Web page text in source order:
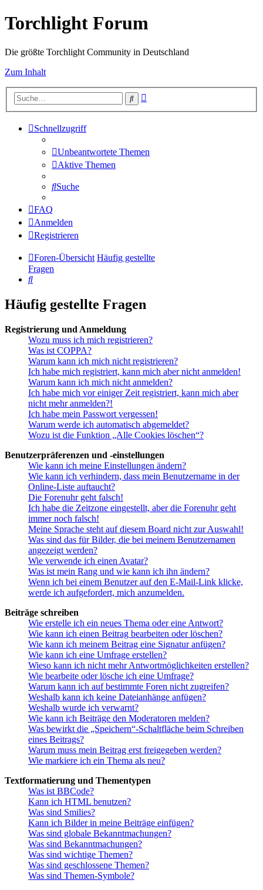
Torchlight Forum
Die größte Torchlight Community in Deutschland
Zum Inhalt
Suche
Schnellzugriff
Unbeantwortete Themen
Aktive Themen
Suche
FAQ
Anmelden
Registrieren
Foren-Übersicht Häufig gestellte
Fragen
Suche
Häufig gestellte Fragen
Registrierung und Anmeldung
Wozu muss ich mich registrieren?
Was ist COPPA?
Warum kann ich mich nicht registrieren?
Ich habe mich registriert, kann mich aber nicht anmelden!
Warum kann ich mich nicht anmelden?
Ich habe mich vor einiger Zeit registriert, kann mich aber
nicht mehr anmelden?!
Ich habe mein Passwort vergessen!
Warum werde ich automatisch abgemeldet?
Wozu ist die Funktion „Alle Cookies löschen“?
Benutzerpräferenzen und -einstellungen
Wie kann ich meine Einstellungen ändern?
Wie kann ich verhindern, dass mein Benutzername in der
Online-Liste auftaucht?
Die Forenuhr geht falsch!
Ich habe die Zeitzone eingestellt, aber die Forenuhr geht
immer noch falsch!
Meine Sprache steht auf diesem Board nicht zur Auswahl!
Was sind das für Bilder, die bei meinem Benutzernamen
angezeigt werden?
Wie verwende ich einen Avatar?
Was ist mein Rang und wie kann ich ihn ändern?
Wenn ich bei einem Benutzer auf den E-Mail-Link klicke,
werde ich aufgefordert, mich anzumelden.
Beiträge schreiben
Wie erstelle ich ein neues Thema oder eine Antwort?
Wie kann ich einen Beitrag bearbeiten oder löschen?
Wie kann ich meinem Beitrag eine Signatur anfügen?
Wie kann ich eine Umfrage erstellen?
Wieso kann ich nicht mehr Antwortmöglichkeiten erstellen?
Wie bearbeite oder lösche ich eine Umfrage?
Warum kann ich auf bestimmte Foren nicht zugreifen?
Weshalb kann ich keine Dateianhänge anfügen?
Weshalb wurde ich verwarnt?
Wie kann ich Beiträge den Moderatoren melden?
Was bewirkt die „Speichern“-Schaltfläche beim Schreiben
eines Beitrags?
Warum muss mein Beitrag erst freigegeben werden?
Wie markiere ich ein Thema als neu?
Textformatierung und Thementypen
Was ist BBCode?
Kann ich HTML benutzen?
Was sind Smilies?
Kann ich Bilder in meine Beiträge einfügen?
Was sind globale Bekanntmachungen?
Was sind Bekanntmachungen?
Was sind wichtige Themen?
Was sind geschlossene Themen?
Was sind Themen-Symbole?